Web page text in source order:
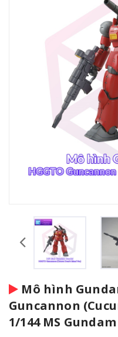
Mô hình
Guncannon
1/144 MS